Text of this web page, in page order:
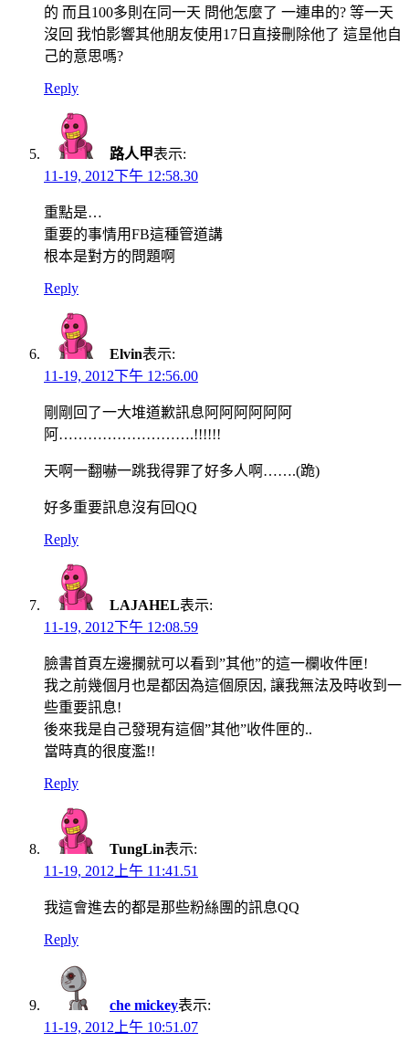
的 而且100多則在同一天 問他怎麼了 一連串的? 等一天
沒回 我怕影響其他朋友使用17日直接刪除他了 這昰他自
己的意思嗎?
Reply
路人甲表示:
11-19, 2012下午 12:58.30
重點是…
重要的事情用FB這種管道講
根本是對方的問題啊
Reply
Elvin表示:
11-19, 2012下午 12:56.00
剛剛回了一大堆道歉訊息阿阿阿阿阿阿
阿……………………….!!!!!!
天啊一翻嚇一跳我得罪了好多人啊…….(跪)
好多重要訊息沒有回QQ
Reply
LAJAHEL表示:
11-19, 2012下午 12:08.59
臉書首頁左邊攔就可以看到”其他”的這一欄收件匣!
我之前幾個月也是都因為這個原因, 讓我無法及時收到一
些重要訊息!
後來我是自己發現有這個”其他”收件匣的..
當時真的很度濫!!
Reply
TungLin表示:
11-19, 2012上午 11:41.51
我這會進去的都是那些粉絲團的訊息QQ
Reply
che mickey表示:
11-19, 2012上午 10:51.07